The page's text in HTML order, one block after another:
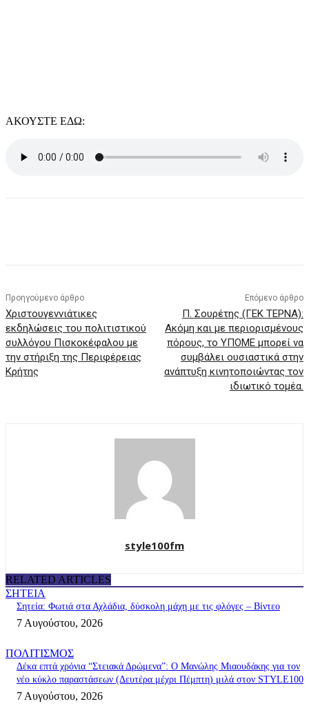
ΑΚΟΥΣΤΕ ΕΔΩ:
Προηγούμενο άρθρο
Χριστουγεννιάτικες
εκδηλώσεις του πολιτιστικού
συλλόγου Πισκοκέφαλου με
την στήριξη της Περιφέρειας
Κρήτης
Επόμενο άρθρο
Π. Σουρέτης (ΓΕΚ ΤΕΡΝΑ):
Ακόμη και με περιορισμένους
πόρους, το ΥΠΟΜΕ μπορεί να
συμβάλει ουσιαστικά στην
ανάπτυξη κινητοποιώντας τον
ιδιωτικό τομέα.
style100fm
RELATED ARTICLES
ΣΗΤΕΙΑ
Σητεία: Φωτιά στα Αχλάδια, δύσκολη μάχη με τις φλόγες – Βίντεο
7 Αυγούστου, 2026
ΠΟΛΙΤΙΣΜΟΣ
Δέκα επτά χρόνια “Στειακά Δρώμενα”: Ο Μανώλης Μιαουδάκης για τον
νέο κύκλο παραστάσεων (Δευτέρα μέχρι Πέμπτη) μιλά στον STYLE100
7 Αυγούστου, 2026